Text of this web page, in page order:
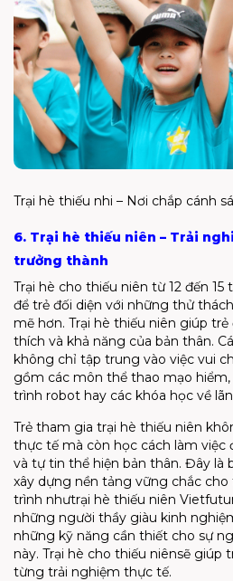
Trại hè thiếu nhi – Nơi chắp cánh
6. Trại hè thiếu niên – Trải
trưởng thành
Trại hè cho thiếu niên từ 12 đến
để trẻ đối diện với những thử
mẽ hơn. Trại hè thiếu niên giúp trẻ
thích và khả năng của bản thân.
không chỉ tập trung vào việc vui
gồm các môn thể thao mạo hiểm,
trình robot hay các khóa học về
Trẻ tham gia trại hè thiếu niên
thực tế mà còn học cách làm việc
và tự tin thể hiện bản thân. Đây là
xây dựng nền tảng vững chắc cho
trình nhưtrại hè thiếu niên
những người thầy giàu kinh
những kỹ năng cần thiết cho sự
này. Trại hè cho thiếu niênsẽ giúp
từng trải nghiệm thực tế.